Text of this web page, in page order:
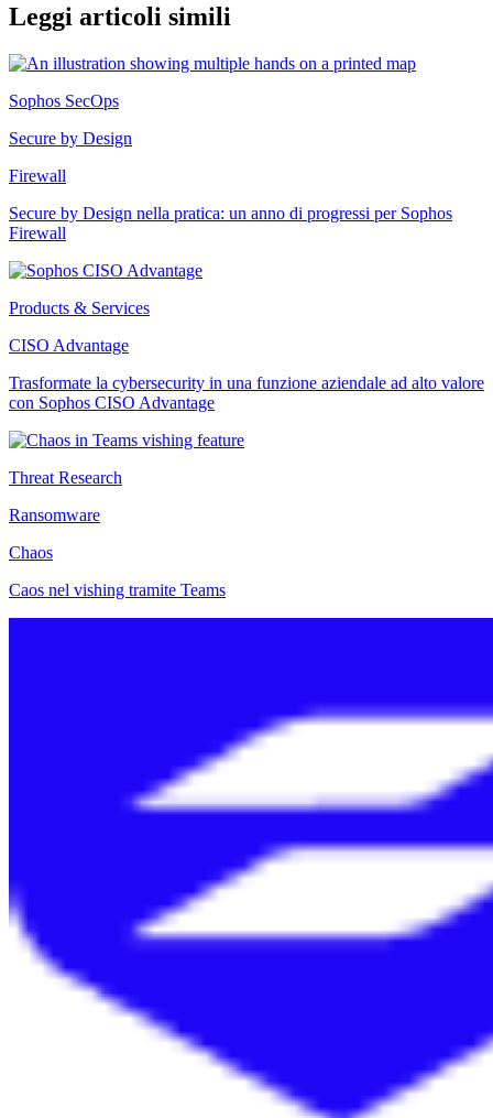
Leggi articoli simili
Sophos SecOps
Secure by Design
Firewall
Secure by Design nella pratica: un anno di progressi per Sophos
Firewall
Products & Services
CISO Advantage
Trasformate la cybersecurity in una funzione aziendale ad alto valore
con Sophos CISO Advantage
Threat Research
Ransomware
Chaos
Caos nel vishing tramite Teams